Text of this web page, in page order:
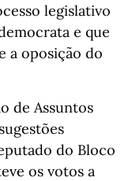
legislativo
e que
a oposição do
de Assuntos
do Bloco
os votos a